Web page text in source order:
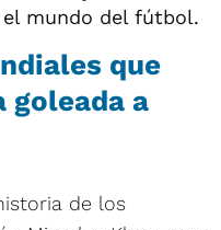
el mundo del fútbol.
que
goleada a
de los